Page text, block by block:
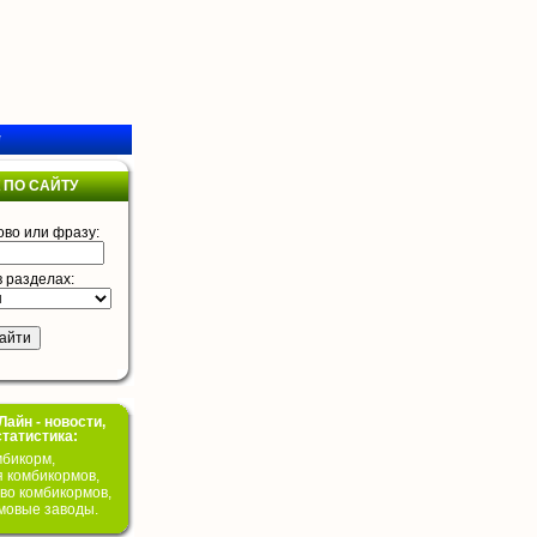
САЙТУ
или фразу:
разделах:
- новости,
комбикормов,
комбикормов,
заводы.